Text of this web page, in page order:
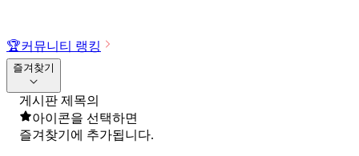
🏆커뮤니티 랭킹
즐겨찾기
게시판 제목의
아이콘을 선택하면
즐겨찾기에 추가됩니다.